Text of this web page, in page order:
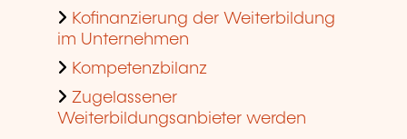
Kofinanzierung der Weiterbildung
im Unternehmen
Kompetenzbilanz
Zugelassener
Weiterbildungsanbieter werden